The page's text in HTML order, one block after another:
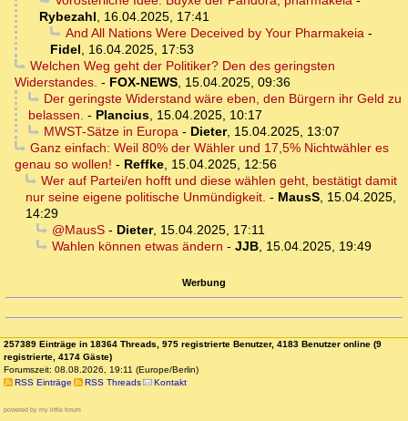
Rybezahl, 16.04.2025, 17:41
And All Nations Were Deceived by Your Pharmakeia-
Fidel, 16.04.2025, 17:53
Welchen Weg geht der Politiker? Den des geringsten
Widerstandes. - FOX-NEWS, 15.04.2025, 09:36
Der geringste Widerstand wäre eben, den Bürgern ihr Geld zu
belassen. - Plancius, 15.04.2025, 10:17
MWST-Sätze in Europa- Dieter, 15.04.2025, 13:07
Ganz einfach: Weil 80% der Wähler und 17,5% Nichtwähler es
genau so wollen! - Reffke, 15.04.2025, 12:56
Wer auf Partei/en hofft und diese wählen geht, bestätigt damit
nur seine eigene politische Unmündigkeit. - MausS, 15.04.2025,
14:29
@MausS- Dieter, 15.04.2025, 17:11
Wahlen können etwas ändern - JJB, 15.04.2025, 19:49
Werbung
257389 Einträge in 18364 Threads, 975 registrierte Benutzer, 4183 Benutzer online (9
registrierte, 4174 Gäste)
Forumszeit: 08.08.2026, 19:11 (Europe/Berlin)
RSS Einträge
RSS Threads Kontakt
powered by my little forum